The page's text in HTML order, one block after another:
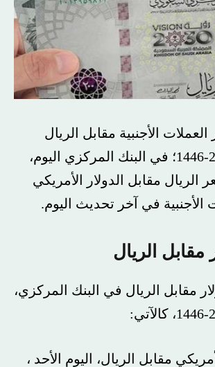
الأجنبية مقابل الريال
اليوم الأحد 14-2-1446؛ في البنك المركزي اليوم،
مقابل الدولار الأمريكي
الأجنبية في آخر تحديث اليوم.
مقابل الريال
مقابل الريال في البنك المركزي،
مقابل الريال، اليوم الأحد ،